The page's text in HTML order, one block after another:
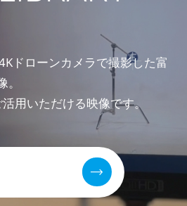
ドローンカメラで撮影した富
用いただける映像です。